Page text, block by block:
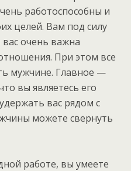
работоспособны и
целей. Вам под силу
очень важна
При этом все
мужчине. Главное —
вы являетесь его
вас рядом с
можете свернуть
работе, вы умеете